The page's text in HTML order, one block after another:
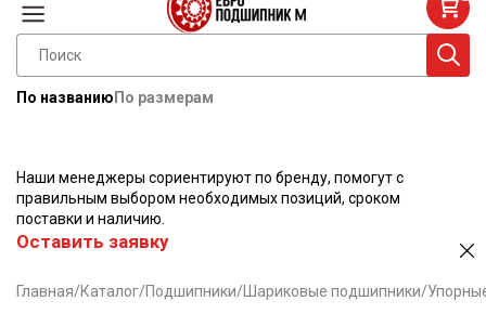
По названию По размерам
Наши менеджеры сориентируют по бренду, помогут с
правильным выбором необходимых позиций, сроком
поставки и наличию.
Оставить заявку
Главная/Каталог/Подшипники/ Шариковые подшипники/